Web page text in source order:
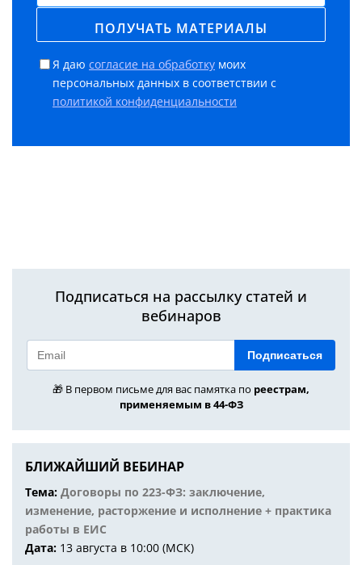
Я даю согласие на обработку моих
персональных данных в соответствии с
политикой конфиденциальности
Подписаться на рассылку статей и
вебинаров
Подписаться
🎁 В первом письме для вас памятка по реестрам,
применяемым в 44-ФЗ
БЛИЖАЙШИЙ ВЕБИНАР
Тема: Договоры по 223-ФЗ: заключение,
изменение, расторжение и исполнение + практика
работы в ЕИС
Дата: 13 августа в 10:00 (МСК)